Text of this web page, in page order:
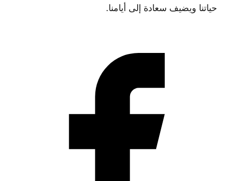
حياتنا ويضيف سعادة إلى أيامنا.